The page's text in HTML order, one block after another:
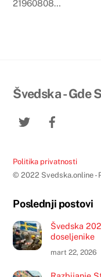
21960808…
Švedska - Gde
Twitter
Politika privatnosti
© 2022 Svedska.online -
Poslednji postovi
Švedska
doseljenike
mart 22, 2026